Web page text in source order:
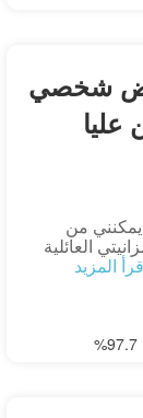
شخصي
من
العائلية
المزيد